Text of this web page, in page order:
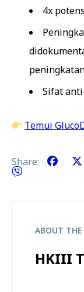
4x
Sifat
Temui
Share:
ABOUT
HKIII